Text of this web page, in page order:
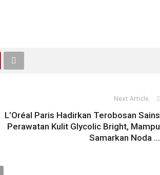
Next Article
L’Oréal Paris Hadirkan Terobosan Sains
Perawatan Kulit Glycolic Bright, Mampu
Samarkan Noda ...